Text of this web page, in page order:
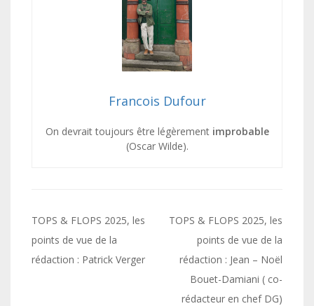
Francois Dufour
On devrait toujours être légèrement improbable
(Oscar Wilde).
Navigation
de
l’article
TOPS & FLOPS 2025, les
points de vue de la
rédaction : Patrick Verger
TOPS & FLOPS 2025, les
points de vue de la
rédaction : Jean – Noël
Bouet-Damiani ( co-
rédacteur en chef DG)